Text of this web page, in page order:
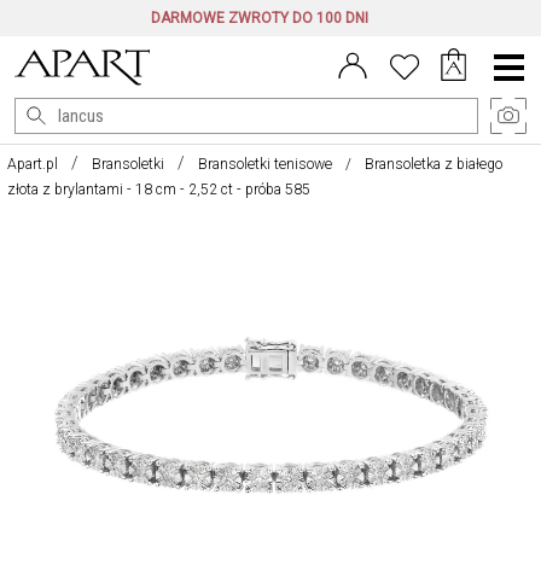
DARMOWE ZWROTY DO 100 DNI
Menu
główne
Apart.pl Bransoletki Bransoletki tenisowe
Bransoletka z białego
złota z brylantami - 18 cm - 2,52 ct - próba 585